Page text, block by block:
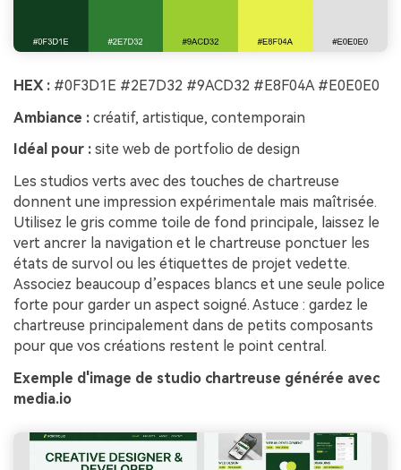
HEX : #0F3D1E #2E7D32 #9ACD32 #E8F04A #E0E0E0
Ambiance : créatif, artistique, contemporain
Idéal pour : site web de portfolio de design
Les studios verts avec des touches de chartreuse
donnent une impression expérimentale mais maîtrisée.
Utilisez le gris comme toile de fond principale, laissez le
vert ancrer la navigation et le chartreuse ponctuer les
états de survol ou les étiquettes de projet vedette.
Associez beaucoup d’espaces blancs et une seule police
forte pour garder un aspect soigné. Astuce : gardez le
chartreuse principalement dans de petits composants
pour que vos créations restent le point central.
Exemple d'image de studio chartreuse générée avec
media.io